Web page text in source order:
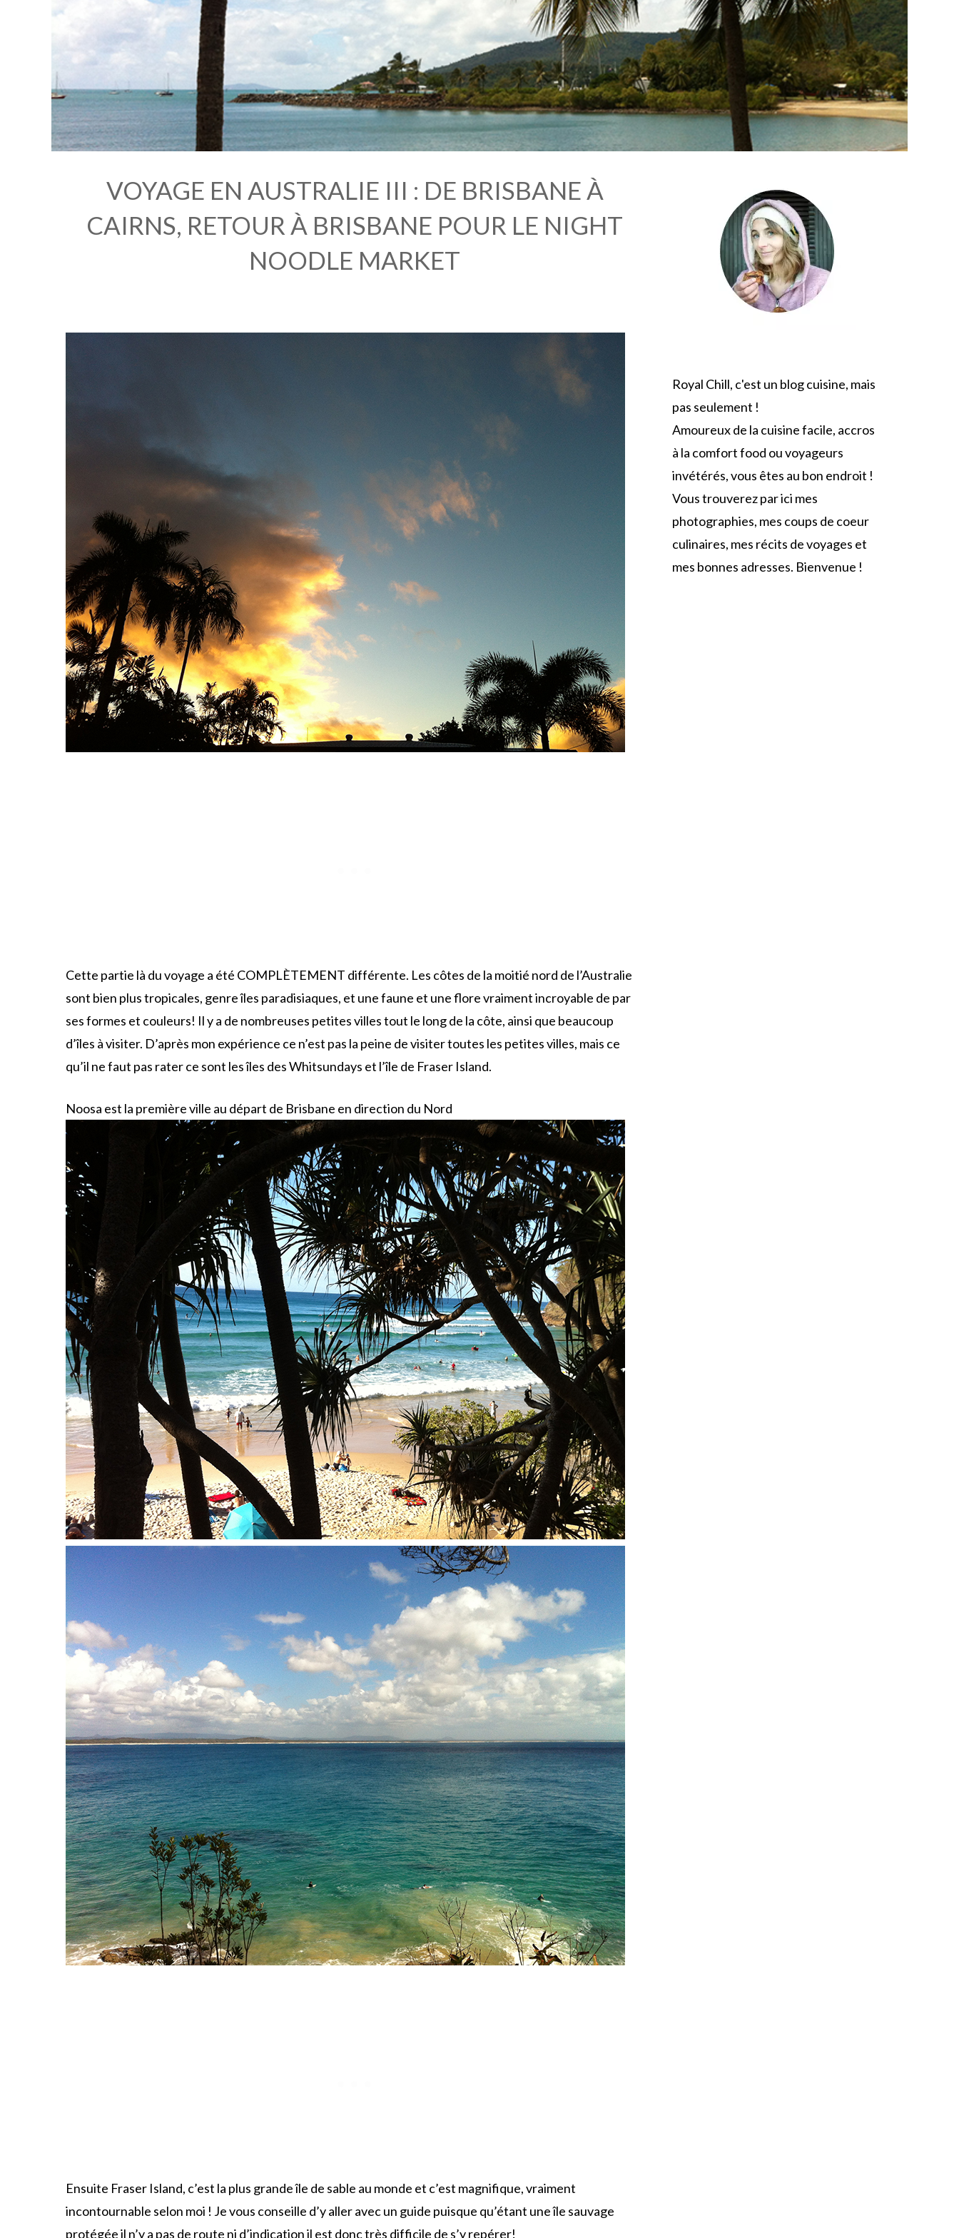
VOYAGE EN AUSTRALIE III : DE BRISBANE À
CAIRNS, RETOUR À BRISBANE POUR LE NIGHT
NOODLE MARKET
Cette partie là du voyage a été COMPLÈTEMENT différente. Les côtes de la moitié nord de l’Australie
sont bien plus tropicales, genre îles paradisiaques, et une faune et une flore vraiment incroyable de par
ses formes et couleurs! Il y a de nombreuses petites villes tout le long de la côte, ainsi que beaucoup
d’îles à visiter. D’après mon expérience ce n’est pas la peine de visiter toutes les petites villes, mais ce
qu’il ne faut pas rater ce sont les îles des Whitsundays et l’île de Fraser Island.
Noosa est la première ville au départ de Brisbane en direction du Nord
Ensuite Fraser Island, c’est la plus grande île de sable au monde et c’est magnifique, vraiment
incontournable selon moi ! Je vous conseille d’y aller avec un guide puisque qu’étant une île sauvage
protégée il n’y a pas de route ni d’indication il est donc très difficile de s’y repérer!
Royal Chill, c'est un blog cuisine, mais
pas seulement !
Amoureux de la cuisine facile, accros
à la comfort food ou voyageurs
invétérés, vous êtes au bon endroit !
Vous trouverez par ici mes
photographies, mes coups de coeur
culinaires, mes récits de voyages et
mes bonnes adresses. Bienvenue !